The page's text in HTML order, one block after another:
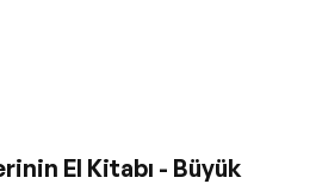
El Kitabı - Büyük